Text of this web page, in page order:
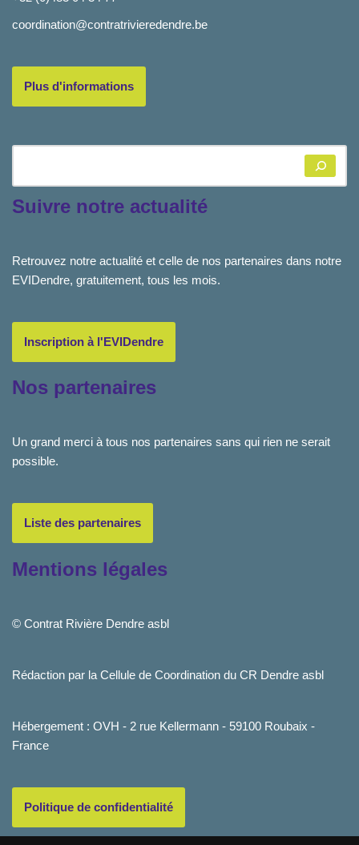
coordination@contratrivieredendre.be
Plus d'informations
Suivre notre actualité
Retrouvez notre actualité et celle de nos partenaires dans notre
EVIDendre, gratuitement, tous les mois.
Inscription à l'EVIDendre
Nos partenaires
Un grand merci à tous nos partenaires sans qui rien ne serait
possible.
Liste des partenaires
Mentions légales
© Contrat Rivière Dendre asbl
Rédaction par la Cellule de Coordination du CR Dendre asbl
Hébergement : OVH - 2 rue Kellermann - 59100 Roubaix -
France
Politique de confidentialité